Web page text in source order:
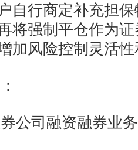
自行商定补充担
将强制平仓作为
加风险控制灵活
公司融资融券业